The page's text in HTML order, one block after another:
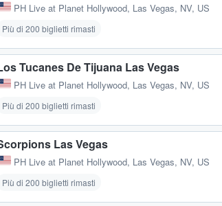
PH Live at Planet Hollywood, Las Vegas, NV, US
Più di 200 biglietti rimasti
Tucanes De Tijuana Las Vegas
PH Live at Planet Hollywood, Las Vegas, NV, US
Più di 200 biglietti rimasti
Las Vegas
PH Live at Planet Hollywood, Las Vegas, NV, US
Più di 200 biglietti rimasti